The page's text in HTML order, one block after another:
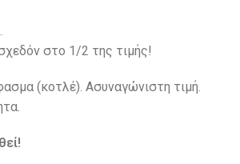
στο 1/2 της τιμής!
(κοτλέ). Ασυναγώνιστη τιμή.